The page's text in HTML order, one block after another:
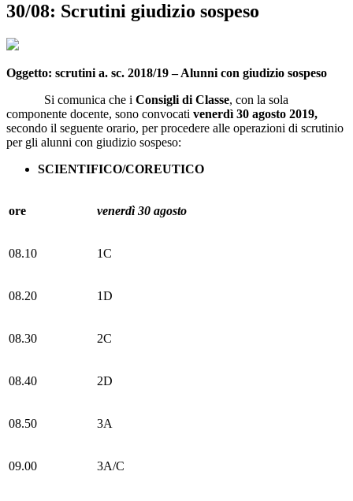
30/08: Scrutini giudizio sospeso
Oggetto: scrutini a. sc. 2018/19 – Alunni con giudizio sospeso
Si comunica che i Consigli di Classe, con la sola
componente docente, sono convocati venerdì 30 agosto 2019,
secondo il seguente orario, per procedere alle operazioni di scrutinio
per gli alunni con giudizio sospeso:
SCIENTIFICO/COREUTICO
ore venerdì 30 agosto
08.10 1C
08.20 1D
08.30 2C
08.40 2D
08.50 3A
09.00 3A/C